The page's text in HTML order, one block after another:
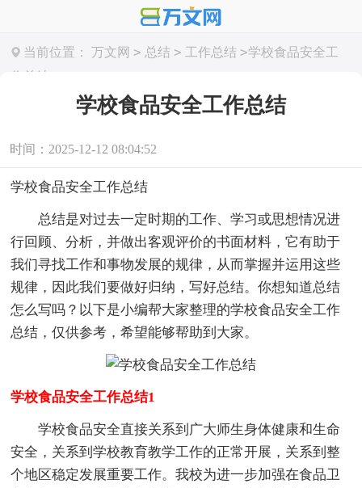
当前位置： 万文网 > 总结 > 工作总结 >学校食品安全工
作总结
学校食品安全工作总结
时间：2025-12-12 08:04:52
学校食品安全工作总结
总结是对过去一定时期的工作、学习或思想情况进
行回顾、分析，并做出客观评价的书面材料，它有助于
我们寻找工作和事物发展的规律，从而掌握并运用这些
规律，因此我们要做好归纳，写好总结。你想知道总结
怎么写吗？以下是小编帮大家整理的学校食品安全工作
总结，仅供参考，希望能够帮助到大家。
学校食品安全工作总结1
学校食品安全直接关系到广大师生身体健康和生命
安全，关系到学校教育教学工作的正常开展，关系到整
个地区稳定发展重要工作。我校为进一步加强在食品卫